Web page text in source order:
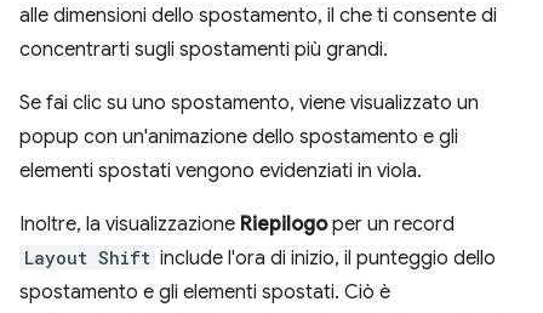
alle dimensioni dello spostamento, il che ti consente di
concentrarti sugli spostamenti più grandi.
Se fai clic su uno spostamento, viene visualizzato un
popup con un'animazione dello spostamento e gli
elementi spostati vengono evidenziati in viola.
Inoltre, la visualizzazione Riepilogoper un record
Layout Shift include l'ora di inizio, il punteggio dello
spostamento e gli elementi spostati. Ciò è